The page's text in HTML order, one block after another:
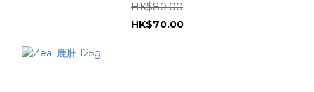
HK$80.00
HK$70.00